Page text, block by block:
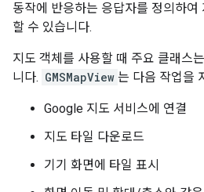
동작에 반응하는 응답자를 정의하여
할 수 있습니다.
지도 객체를 사용할 때 주요 클래스는
니다. GMSMapView 는 다음 작업을
Google 지도 서비스에 연결
지도 타일 다운로드
기기 화면에 타일 표시